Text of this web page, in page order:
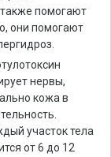
помогают
они помогают
нервы,
кожа в
участок тела
от 6 до 12